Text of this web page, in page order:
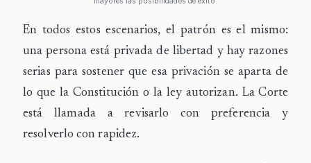
En todos estos escenarios, el patrón es el mismo:
una persona está privada de libertad y hay razones
serias para sostener que esa privación se aparta de
lo que la Constitución o la ley autorizan. La Corte
está llamada a revisarlo con preferencia y
resolverlo con rapidez.